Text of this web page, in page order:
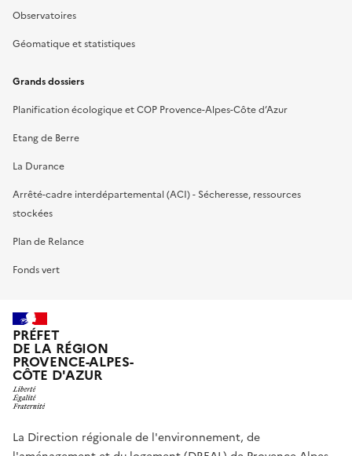
Observatoires
Géomatique et statistiques
Grands dossiers
Planification écologique et COP Provence-Alpes-Côte d’Azur
Etang de Berre
La Durance
Arrêté-cadre interdépartemental (ACI) - Sécheresse, ressources
stockées
Plan de Relance
Fonds vert
PRÉFET
DE LA RÉGION
PROVENCE-ALPES-
CÔTE D'AZUR
La Direction régionale de l'environnement, de